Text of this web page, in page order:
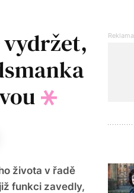
vydržet,
života v řadě
funkci zavedly,